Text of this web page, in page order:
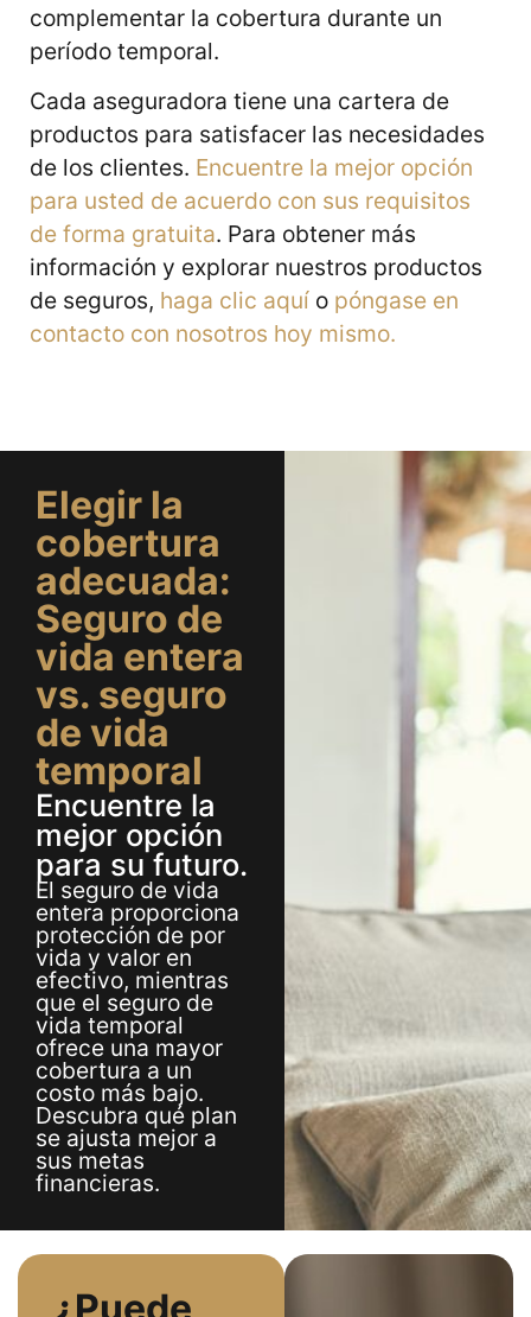
complementar la cobertura durante un
período temporal.
Cada aseguradora tiene una cartera de
productos para satisfacer las necesidades
de los clientes. Encuentre la mejor opción
para usted de acuerdo con sus requisitos
de forma gratuita. Para obtener más
información y explorar nuestros productos
de seguros, haga clic aquí o póngase en
contacto con nosotros hoy mismo.
Elegir la
cobertura
adecuada:
Seguro de
vida entera
vs. seguro
de vida
temporal
Encuentre la
mejor opción
para su futuro.
El seguro de vida
entera proporciona
protección de por
vida y valor en
efectivo, mientras
que el seguro de
vida temporal
ofrece una mayor
cobertura a un
costo más bajo.
Descubra qué plan
se ajusta mejor a
sus metas
financieras.
¿Puede